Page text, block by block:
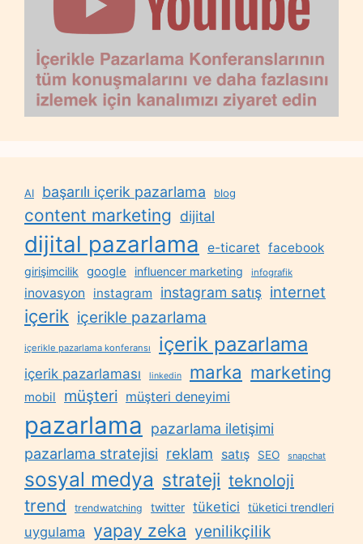
AI başarılı içerik pazarlama blog
content marketing dijital
dijital pazarlama e-ticaret facebook
girişimcilik google influencer marketing infografik
inovasyon instagram instagram satış internet
içerik içerikle pazarlama
içerikle pazarlama konferansı içerik pazarlama
içerik pazarlaması linkedin marka marketing
mobil müşteri müşteri deneyimi
pazarlama
pazarlama iletişimi
pazarlama stratejisi reklam satış SEO snapchat
sosyal medya strateji teknoloji
trend trendwatching twitter tüketici tüketici trendleri
uygulama yapay zeka yenilikçilik